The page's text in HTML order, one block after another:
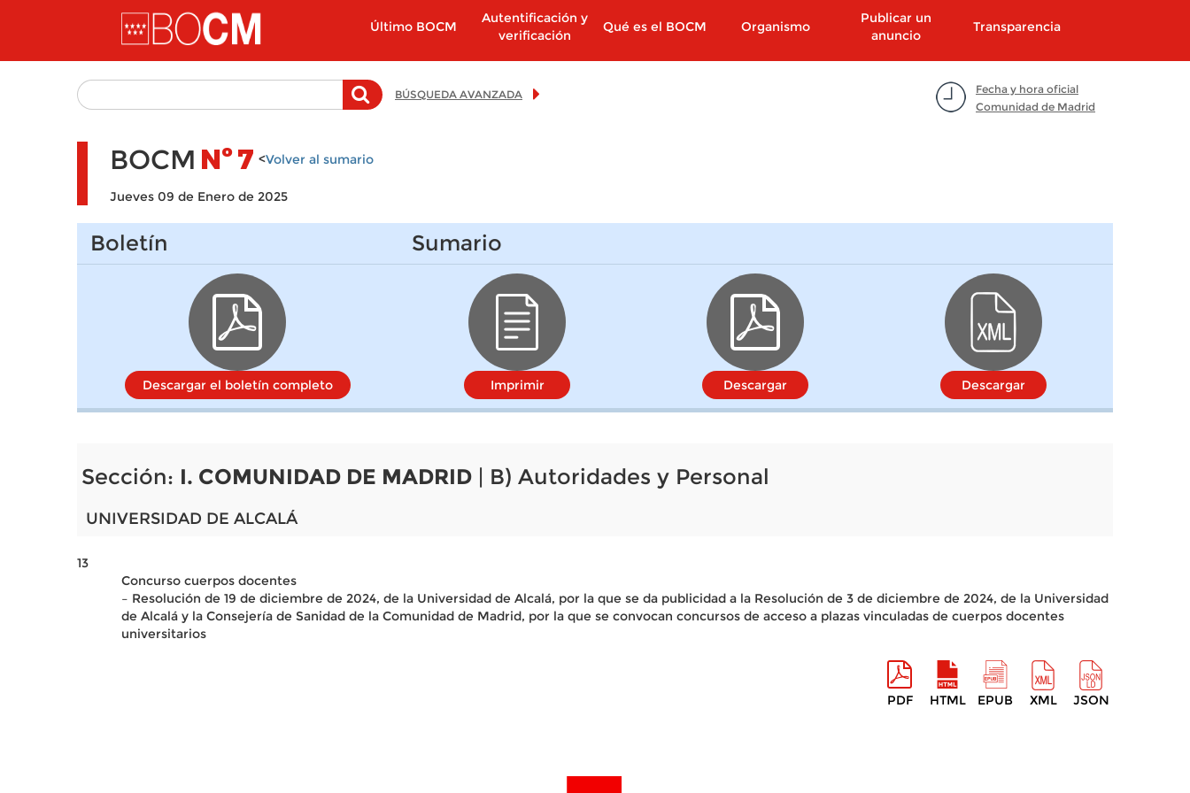
Pasar al contenido principal
Último BOCM
Autentificación y
verificación
Qué es el BOCM Organismo
Publicar un
anuncio
Transparencia
Fecha y hora oficial
Comunidad de Madrid
BÚSQUEDA AVANZADA
BOCM Nº7 <Volver al sumario
Jueves 09 de Enero de 2025
Boletín
Descargar el boletín completo
Sumario
Imprimir Descargar Descargar
Sección: I. COMUNIDAD DE MADRID | B) Autoridades y Personal
UNIVERSIDAD DE ALCALÁ
13
Concurso cuerpos docentes
– Resolución de 19 de diciembre de 2024, de la Universidad de Alcalá, por la que se da publicidad a la Resolución de 3 de diciembre de 2024, de la Universidad
de Alcalá y la Consejería de Sanidad de la Comunidad de Madrid, por la que se convocan concursos de acceso a plazas vinculadas de cuerpos docentes
universitarios
PDF HTML EPUB XML JSON